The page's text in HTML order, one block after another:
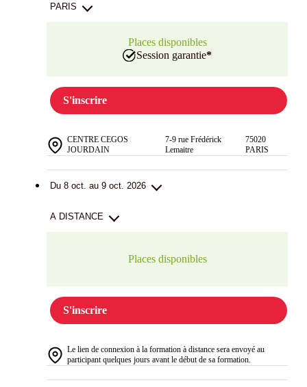
PARIS
Places disponibles
Session garantie*
S'inscrire
CENTRE CEGOS
JOURDAIN
7-9 rue Frédérick
Lemaitre
75020
PARIS
Du 8 oct. au 9 oct. 2026
A DISTANCE
Places disponibles
S'inscrire
Le lien de connexion à la formation à distance sera envoyé au
participant quelques jours avant le début de sa formation.